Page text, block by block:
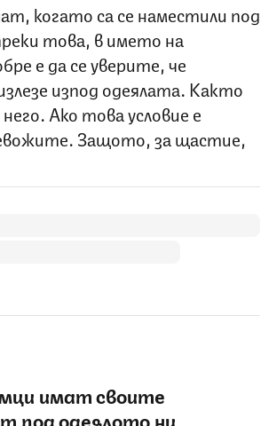
когато са се наместили под
това, в името на
е да се уверите, че
изпод одеялата. Както
Ако това условие е
Защото, за щастие,
имат своите
под одеялото ни